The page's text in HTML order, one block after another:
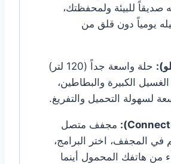
صديقاً للبيئة ولمحفظتك،
يومياً دون قلق من
حلة واسعة جداً (120 لتر)
الكبيرة والبطاطين،
لسهولة التحميل والتفريغ.
مجفف متصل
في المجفف، اختر البرامج،
من هاتفك المحمول أينما